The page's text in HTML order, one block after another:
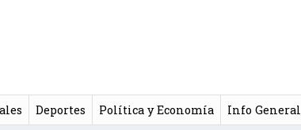
Deportes Política y Economía Info General